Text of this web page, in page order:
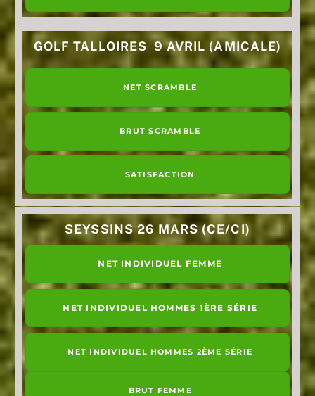
GOLF TALLOIRES 9 AVRIL (AMICALE)
NET SCRAMBLE
BRUT SCRAMBLE
SATISFACTION
SEYSSINS 26 MARS (CE/CI)
NET INDIVIDUEL FEMME
NET INDIVIDUEL HOMMES 1ÈRE SÉRIE
NET INDIVIDUEL HOMMES 2ÈME SÉRIE
BRUT FEMME